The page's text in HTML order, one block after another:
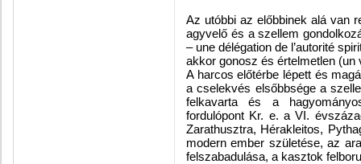
Az utóbbi az előbbinek alá van
agyvelő és a szellem
– une délégation de l’autorité
akkor gonosz és értelmetlen (un
A harcos előtérbe lépett és
a cselekvés elsőbbsége a
felkavarta és a
fordulópont Kr. e. a VI.
Zarathusztra, Hérakleitos,
modern ember születése, az
felszabadulása, a kasztok